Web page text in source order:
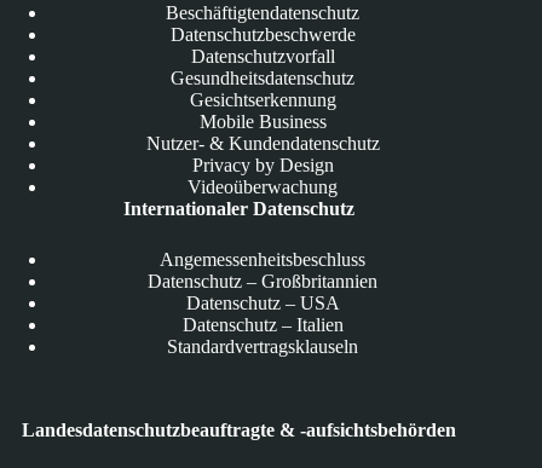
Beschäftigtendatenschutz
Datenschutzbeschwerde
Datenschutzvorfall
Gesundheitsdatenschutz
Gesichtserkennung
Mobile Business
Nutzer- & Kundendatenschutz
Privacy by Design
Videoüberwachung
Internationaler Datenschutz
Angemessenheitsbeschluss
Datenschutz – Großbritannien
Datenschutz – USA
Datenschutz – Italien
Standardvertragsklauseln
Landesdatenschutzbeauftragte & -aufsichtsbehörden